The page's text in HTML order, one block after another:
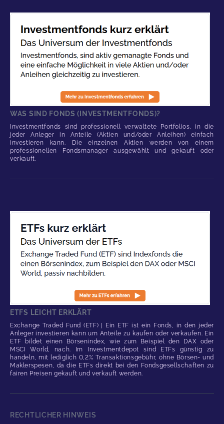
WAS SIND FONDS (INVESTMENTFONDS)?
Investmentfonds sind professionell verwaltete Portfolios, in die
jeder Anleger in Anteile (Aktien und/oder Anleihen) einfach
investieren kann. Die einzelnen Aktien werden von einem
professionellen Fondsmanager ausgewählt und gekauft oder
verkauft.
ETFS LEICHT ERKLÄRT
Exchange Traded Fund (ETF) | Ein ETF ist ein Fonds, in den jeder
Anleger investieren kann um Anteile zu kaufen oder verkaufen. Ein
ETF bildet einen Börsenindex, wie zum Beispiel den DAX oder
MSCI World, nach. Im Investmentdepot sind ETFs günstig zu
handeln, mit lediglich 0,2% Transaktionsgebühr, ohne Börsen- und
Maklerspesen, da die ETFs direkt bei den Fondsgesellschaften zu
fairen Preisen gekauft und verkauft werden.
RECHTLICHER HINWEIS